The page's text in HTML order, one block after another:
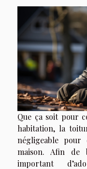
Que ça soit pour
habitation, la
négligeable
maison. Afin
important